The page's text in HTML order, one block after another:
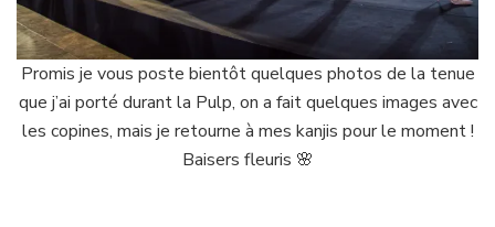
Promis je vous poste bientôt quelques photos de la tenue
que j’ai porté durant la Pulp, on a fait quelques images avec
les copines, mais je retourne à mes kanjis pour le moment !
Baisers fleuris 🌸